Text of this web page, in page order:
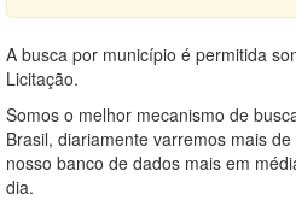
A busca por município é permitida
Licitação.
Somos o melhor mecanismo de
Brasil, diariamente varremos mais
nosso banco de dados mais em
dia.